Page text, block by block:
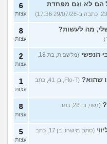
הם לא וגם מפחדת
6
עצות
מה לעשות? 8
עצות
הנפשי
(מלשבית, בת 18,
2
עצות
שהוא?
(Flo-T, בן 41, כתב
1
עצות
(נשוי, בן 28, כתב
8
עצות
(סתם מישהו, בן 17, כתב
5
עצות